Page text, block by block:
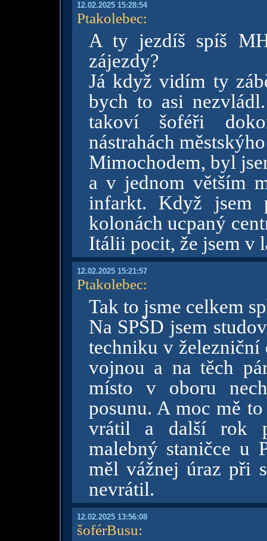
12.02.2025 15:28:54
Ptakolebec:
A ty jezdíš spíš
zájezdy?
Já když vidím ty
bych to asi
takoví šoféři
nástrahách
Mimochodem, byl
a v jednom větším
infarkt. Když jsem
kolonách ucpaný
Itálii pocit, že jsem v
12.02.2025 15:21:57
Ptakolebec:
Tak to jsme celkem
Na SPŠD jsem
techniku v železniční
vojnou a na těch
místo v oboru
posunu. A moc mě
vrátil a další rok
malebný staničce u
měl vážnej úraz při
nevrátil.
12.02.2025 13:56:08
šoférBusu: